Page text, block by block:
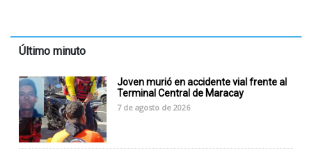
Último minuto
Joven murió en accidente vial frente al
Terminal Central de Maracay
7 de agosto de 2026